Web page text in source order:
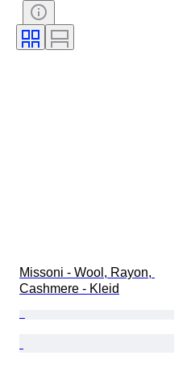
Farbe
Größe
Angegebene Größe
Muster
Missoni - Wool, Rayon,
Cashmere - Kleid